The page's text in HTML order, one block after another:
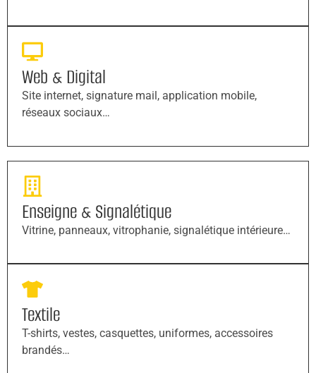
Web & Digital
Site internet, signature mail, application mobile,
réseaux sociaux…
Enseigne & Signalétique
Vitrine, panneaux, vitrophanie, signalétique intérieure…
Textile
T-shirts, vestes, casquettes, uniformes, accessoires
brandés…